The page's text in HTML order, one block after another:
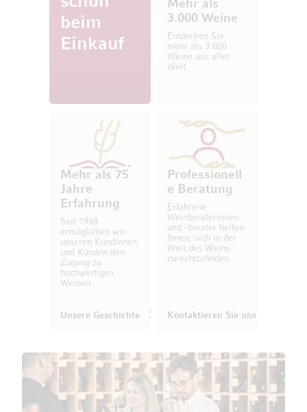
beim
Einkauf
Mehr als
3.000 Weine
Entdecken Sie
mehr als 3.000
Weine aus aller
Welt.
Mehr als 75
Jahre
Erfahrung
Seit 1948
ermöglichen wir
unseren Kundinnen
und Kunden den
Zugang zu
hochwertigen
Weinen.
Unsere Geschichte
Professionell
e Beratung
Erfahrene
Weinberaterinnen
und -berater helfen
Ihnen, sich in der
Welt des Weins
zurechtzufinden.
Kontaktieren Sie uns